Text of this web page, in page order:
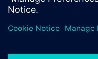
opreme za vakuumsku
vakuumsku toplinsku
obradu, oprema za